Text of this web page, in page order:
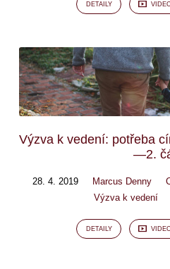
DETAILY
Výzva k vedení: potřeba
—2.
28. 4. 2019 Marcus Denny
Výzva k vedení
DETAILY